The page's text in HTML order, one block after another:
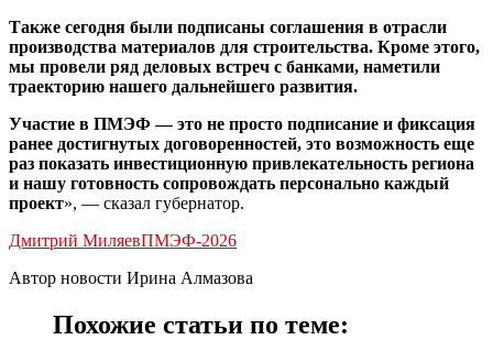
Также сегодня были подписаны соглашения в отрасли
производства материалов для строительства. Кроме этого,
мы провели ряд деловых встреч с банками, наметили
траекторию нашего дальнейшего развития.
Участие в ПМЭФ — это не просто подписание и фиксация
ранее достигнутых договоренностей, это возможность еще
раз показать инвестиционную привлекательность региона
и нашу готовность сопровождать персонально каждый
проект», — сказал губернатор.
Дмитрий МиляевПМЭФ-2026
Автор новости Ирина Алмазова
Похожие статьи по теме: